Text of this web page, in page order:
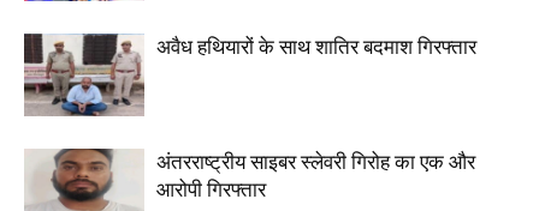
अवैध हथियारों के साथ शातिर बदमाश गिरफ्तार
अंतरराष्ट्रीय साइबर स्लेवरी गिरोह का एक और
आरोपी गिरफ्तार